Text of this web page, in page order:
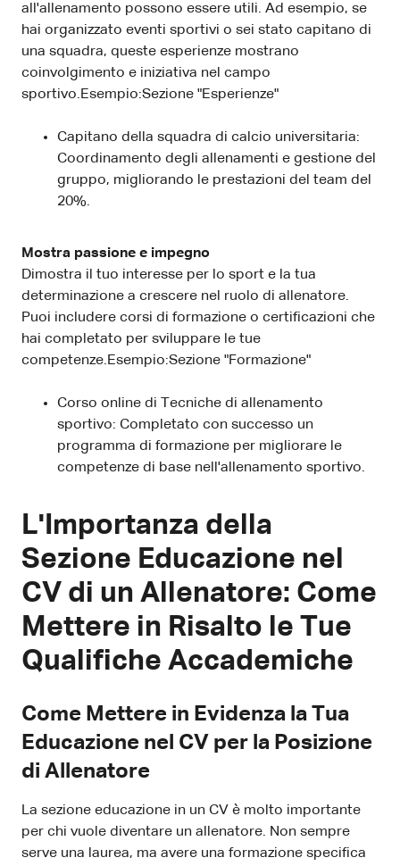
all'allenamento possono essere utili. Ad esempio, se
hai organizzato eventi sportivi o sei stato capitano di
una squadra, queste esperienze mostrano
coinvolgimento e iniziativa nel campo
sportivo.Esempio:Sezione "Esperienze"
Capitano della squadra di calcio universitaria:
Coordinamento degli allenamenti e gestione del
gruppo, migliorando le prestazioni del team del
20%.
Mostra passione e impegno
Dimostra il tuo interesse per lo sport e la tua
determinazione a crescere nel ruolo di allenatore.
Puoi includere corsi di formazione o certificazioni che
hai completato per sviluppare le tue
competenze.Esempio:Sezione "Formazione"
Corso online di Tecniche di allenamento
sportivo: Completato con successo un
programma di formazione per migliorare le
competenze di base nell'allenamento sportivo.
L'Importanza della
Sezione Educazione nel
CV di un Allenatore: Come
Mettere in Risalto le Tue
Qualifiche Accademiche
Come Mettere in Evidenza la Tua
Educazione nel CV per la Posizione
di Allenatore
La sezione educazione in un CV è molto importante
per chi vuole diventare un allenatore. Non sempre
serve una laurea, ma avere una formazione specifica